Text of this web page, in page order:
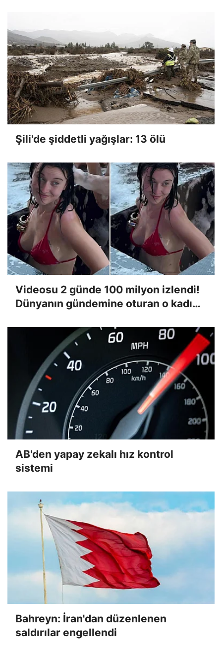
Şili'de şiddetli yağışlar: 13 ölü
Videosu 2 günde 100 milyon izlendi!
Dünyanın gündemine oturan o kadın
AB'den yapay zekalı hız kontrol
sistemi
Bahreyn: İran'dan düzenlenen
saldırılar engellendi